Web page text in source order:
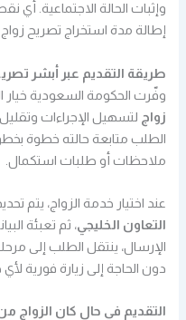
وإثبات الحالة الاجتماعية.
إطالة مدة استخراج تصريح
طريقة التقديم عبر أبشر
وفّرت الحكومة السعودية خيار
زواج لتسهيل الإجراءات
الطلب متابعة حالته خطوة
ملاحظات أو طلبات استكمال.
عند اختيار خدمة الزواج، يتم
التعاون الخليجي، ثم تعبئة
الإرسال، ينتقل الطلب إلى
دون الحاجة إلى زيارة فورية
التقديم في حال كان الزواج